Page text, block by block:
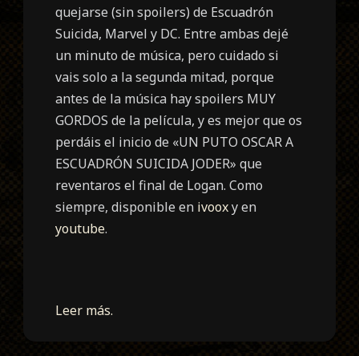
quejarse (sin spoilers) de Escuadrón
Suicida, Marvel y DC. Entre ambas dejé
un minuto de música, pero cuidado si
vais solo a la segunda mitad, porque
antes de la música hay spoilers MUY
GORDOS de la película, y es mejor que os
perdáis el inicio de «UN PUTO OSCAR A
ESCUADRÓN SUICIDA JODER» que
reventaros el final de Logan. Como
siempre, disponible en ivooxy en
youtube.
Leer más.